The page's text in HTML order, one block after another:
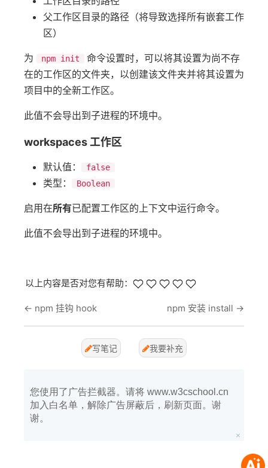
父工作区目录的路径（将导致选择所有嵌套工作
区）
为 npm init
命令设置时，可以将其设置为尚不存
在的工作区的文件夹，以创建该文件夹并将其设置为
项目中的全新工作区。
此值不会导出到子进程的环境中。
workspaces 工作区
默认值： false
类型： Boolean
启用在所有已配置工作区的上下文中运行命令。
此值不会导出到子进程的环境中。
以上内容是否对您有帮助：
← npm 挂钩 hook npm 安装 install →
写笔记 我要补充
您使用了广告拦截器。请将 www.w3cschool.cn
加入白名单，解除广告屏蔽后，刷新页面。谢
谢。